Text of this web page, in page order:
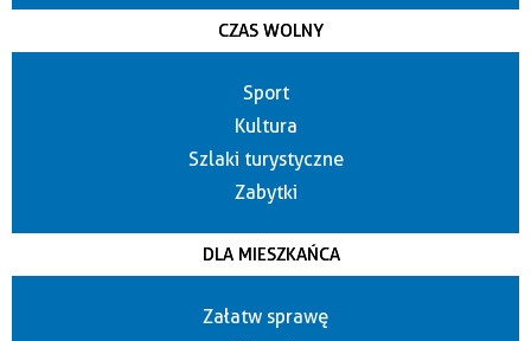
CZAS WOLNY
Sport
Kultura
Szlaki turystyczne
Zabytki
DLA MIESZKAŃCA
Załatw sprawę